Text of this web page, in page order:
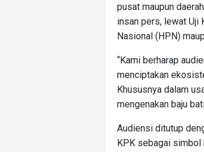
pusat maupun
insan pers, lewat Uji
Nasional (HPN)
“Kami berharap
menciptakan
Khususnya dalam
mengenakan baju
Audiensi ditutup
KPK sebagai simbol